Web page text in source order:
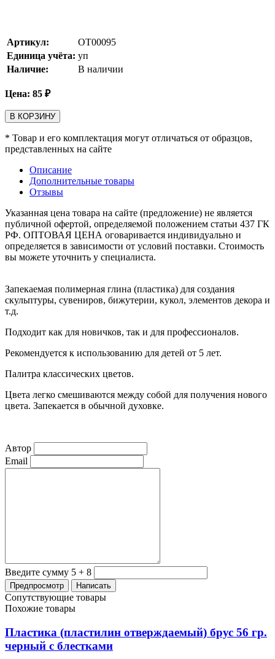
Артикул:
OT00095
Единица учёта: уп
Наличие:
В наличии
Цена: 85 ₽
В КОРЗИНУ
* Товар и его комплектация могут отличаться от образцов,
представленных на сайте
Описание
Дополнительные товары
Отзывы
Указанная цена товара на сайте (предложение) не является
публичной офертой, определяемой положением статьи 437 ГК
РФ. ОПТОВАЯ ЦЕНА оговаривается индивидуально и
определяется в зависимости от условий поставки. Стоимость
вы можете уточнить у специалиста.
Запекаемая полимерная глина (пластика) для создания
скульптуры, сувениров, бижутерии, кукол, элементов декора и
т.д.
Подходит как для новичков, так и для профессионалов.
Рекомендуется к использованию для детей от 5 лет.
Палитра классических цветов.
Цвета легко смешиваются между собой для получения нового
цвета. Запекается в обычной духовке.
Автор
Email
Введите сумму 5 + 8
Сопутствующие товары
Похожие товары
Пластика (пластилин отверждаемый) брус 56 гр.
черный с блестками